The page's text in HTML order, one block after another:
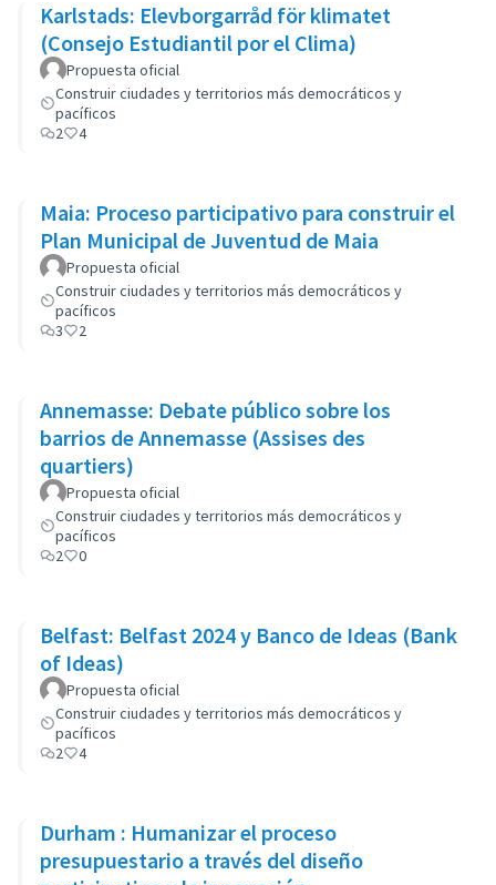
Karlstads: Elevborgarråd för klimatet
(Consejo Estudiantil por el Clima)
Propuesta oficial
Construir ciudades y territorios más democráticos y
pacíficos
2
4
Maia: Proceso participativo para construir el
Plan Municipal de Juventud de Maia
Propuesta oficial
Construir ciudades y territorios más democráticos y
pacíficos
3
2
Annemasse: Debate público sobre los
barrios de Annemasse (Assises des
quartiers)
Propuesta oficial
Construir ciudades y territorios más democráticos y
pacíficos
2
0
Belfast: Belfast 2024 y Banco de Ideas (Bank
of Ideas)
Propuesta oficial
Construir ciudades y territorios más democráticos y
pacíficos
2
4
Durham : Humanizar el proceso
presupuestario a través del diseño